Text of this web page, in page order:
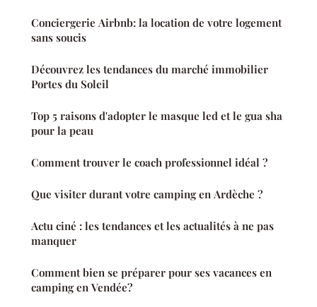
Conciergerie Airbnb: la location de votre logement
sans soucis
Découvrez les tendances du marché immobilier
Portes du Soleil
Top 5 raisons d'adopter le masque led et le gua sha
pour la peau
Comment trouver le coach professionnel idéal ?
Que visiter durant votre camping en Ardèche ?
Actu ciné : les tendances et les actualités à ne pas
manquer
Comment bien se préparer pour ses vacances en
camping en Vendée?